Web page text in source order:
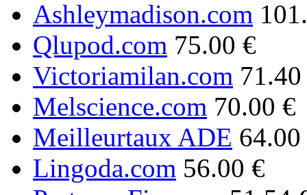
Ashleymadison.com
Qlupod.com 75.00 €
Victoriamilan.com
Melscience.com 70.00 €
Meilleurtaux ADE 64.00
Lingoda.com 56.00 €